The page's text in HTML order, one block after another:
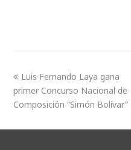
Luis Fernando Laya gana
primer Concurso Nacional de
Composición “Simón Bolívar”